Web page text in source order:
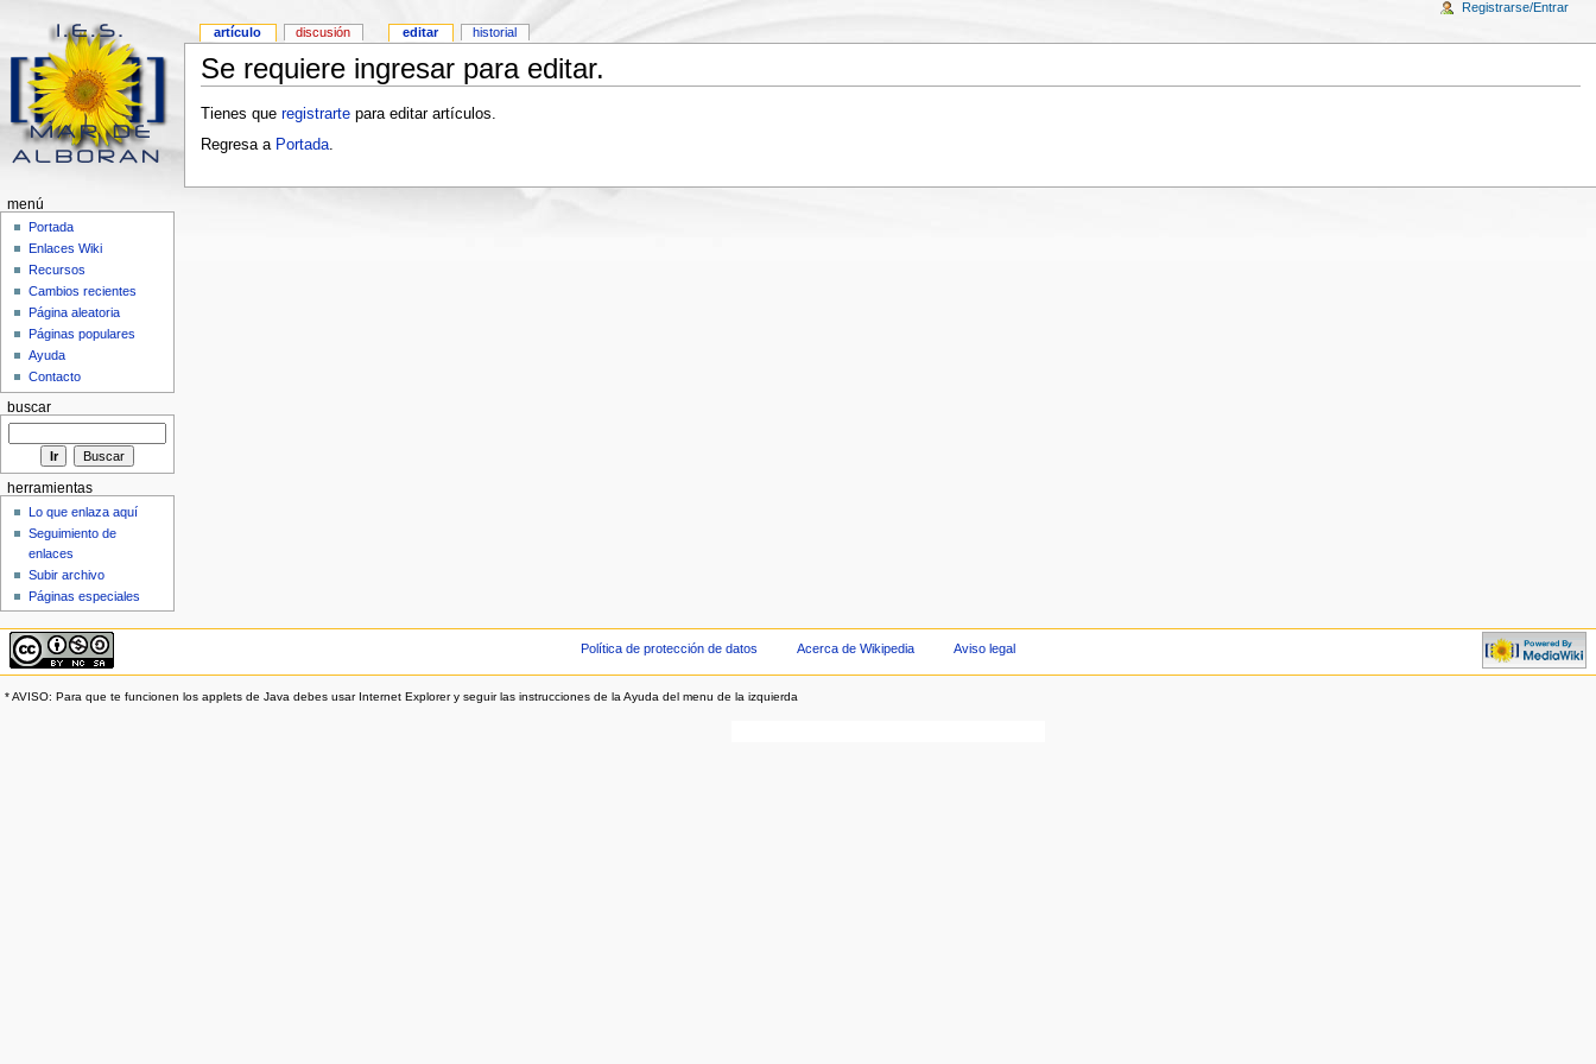
Se requiere ingresar para editar.
Tienes que registrartepara editar artículos.
Regresa a Portada.
artículo discusión editar historial
Registrarse/Entrar
menú
Portada
Enlaces Wiki
Recursos
Cambios recientes
Página aleatoria
Páginas populares
Ayuda
Contacto
buscar
herramientas
Lo que enlaza aquí
Seguimiento de
enlaces
Subir archivo
Páginas especiales
Política de protección de datos Acerca de Wikipedia Aviso legal
* AVISO: Para que te funcionen los applets de Java debes usar Internet Explorer y seguir las instrucciones de la Ayuda del menu de la izquierda